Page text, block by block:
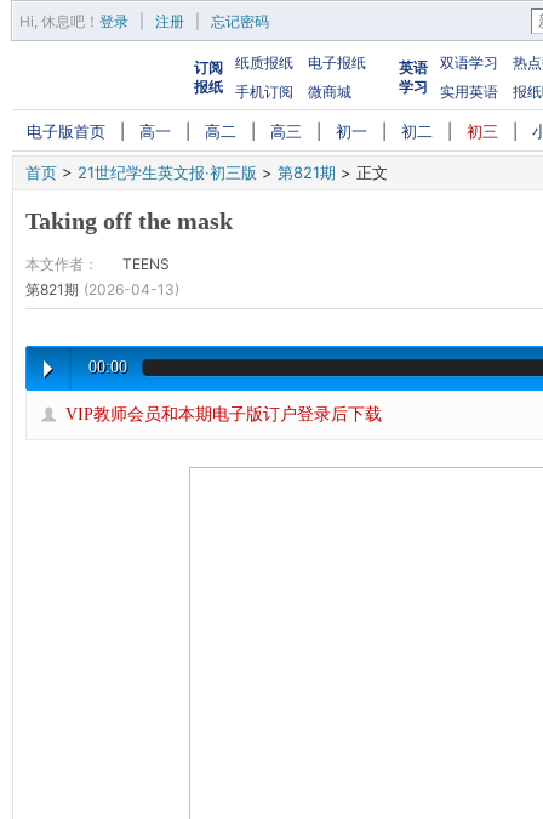
Hi, 休息吧 ！ 登录 注册 忘记密码
订阅
报纸
纸质报纸
电子报纸
手机订阅
微商城
英语
学习
双语学习
热
实用英语
报
电子版首页 高一 高二 高三 初一 初二 初三
首页 > 21世纪学生英文报·初三版 > 第821期 > 正文
Taking off the mask
本文作者：
TEENS
第821期 (2026-04-13)
00:00
VIP教师会员和本期电子版订户登录后下载